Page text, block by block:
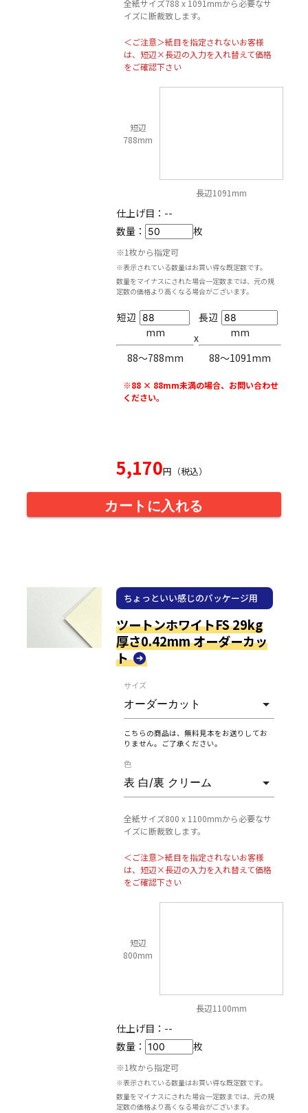
全紙サイズ788 x 1091mmから必要なサ
イズに断裁致します。
＜ご注意＞紙目を指定されないお客様
は、短辺×長辺の入力を入れ替えて価格
をご確認下さい
短辺
788mm
長辺1091mm
仕上げ目： --
数量：
枚
※1枚から指定可
※表示されている数量はお買い得な既定数です。
数量をマイナスにされた場合一定数までは、元の規
定数の価格より高くなる場合がございます。
短辺
mm
88〜788mm
x
長辺
mm
88〜1091mm
※88 × 88mm未満の場合、お問い合わせ
ください。
5,170円（税込）
カートに入れる
ちょっといい感じのパッケージ用
紙
ツートンホワイトFS 29kg
厚さ0.42mm オーダーカッ
ト
サイズ
こちらの商品は、無料見本をお送りしてお
りません。ご了承ください。
色
全紙サイズ800 x 1100mmから必要なサ
イズに断裁致します。
＜ご注意＞紙目を指定されないお客様
は、短辺×長辺の入力を入れ替えて価格
をご確認下さい
短辺
800mm
長辺1100mm
仕上げ目： --
数量：
枚
※1枚から指定可
※表示されている数量はお買い得な既定数です。
数量をマイナスにされた場合一定数までは、元の規
定数の価格より高くなる場合がございます。